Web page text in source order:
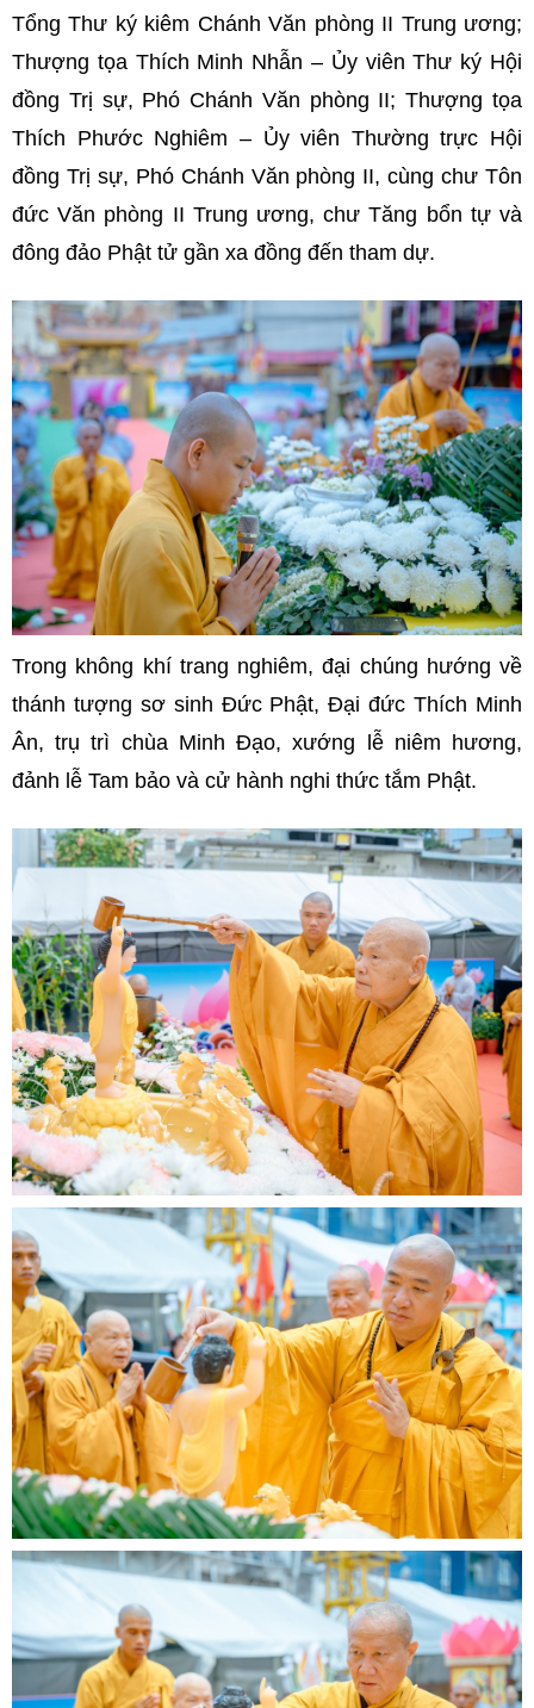
Tổng Thư ký kiêm Chánh Văn phòng II Trung ương;
Thượng tọa Thích Minh Nhẫn – Ủy viên Thư ký Hội
đồng Trị sự, Phó Chánh Văn phòng II;Thượng tọa
Thích Phước Nghiêm – Ủy viên Thường trực Hội
đồng Trị sự, Phó Chánh Văn phòng II, cùng chư Tôn
đức Văn phòng II Trung ương, chư Tăng bổn tự và
đông đảo Phật tử gần xa đồng đến tham dự.
Trong không khí trang nghiêm, đại chúng hướng về
thánh tượng sơ sinh Đức Phật, Đại đức Thích Minh
Ân, trụ trì chùa Minh Đạo, xướng lễ niêm hương,
đảnh lễ Tam bảo và cử hành nghi thức tắm Phật.